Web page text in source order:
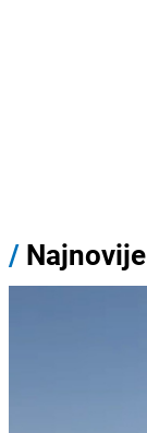
/ Najnovije